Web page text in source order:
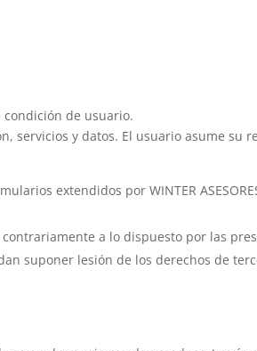
condición de usuario.
servicios y datos. El usuario asume
extendidos por WINTER
contrariamente a lo dispuesto por las
suponer lesión de los derechos de